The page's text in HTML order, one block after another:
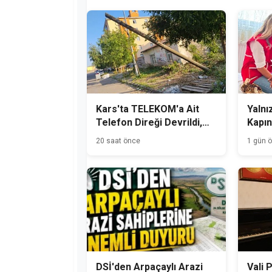
Kars'ta TELEKOM'a Ait
Telefon Direği Devrildi,
Mahalle Sakinleri Önlem
20 saat önce 1 gün
DSİ'den Arpaçaylı Arazi Vali